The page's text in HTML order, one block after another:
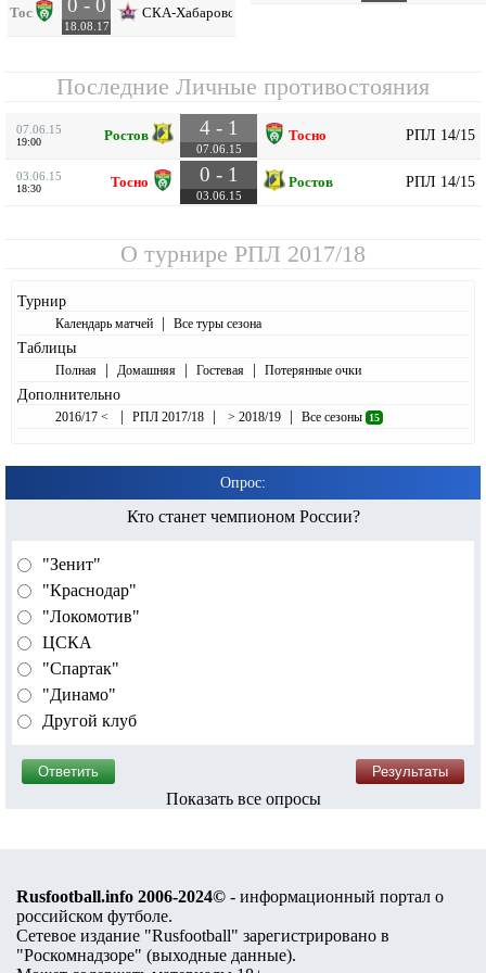
Тосно 0 - 0
18.08.17
СКА-Хабаровск
Последние Личные противостояния
07.06.15
19:00 Ростов 4 - 1
07.06.15
Тосно РПЛ 14/15
03.06.15
18:30 Тосно 0 - 1
03.06.15
Ростов РПЛ 14/15
О турнире РПЛ 2017/18
Турнир
Календарь матчей | Все туры сезона
Таблицы
Полная | Домашняя | Гостевая | Потерянные очки
Дополнительно
2016/17 < | РПЛ 2017/18 | > 2018/19 | Все сезоны 15
Опрос:
Кто станет чемпионом России?
"Зенит"
"Краснодар"
"Локомотив"
ЦСКА
"Спартак"
"Динамо"
Другой клуб
Показать все опросы
Rusfootball.info 2006-2024© - информационный портал о
российском футболе.
Сетевое издание "Rusfootball" зарегистрировано в
"Роскомнадзоре" (выходные данные).